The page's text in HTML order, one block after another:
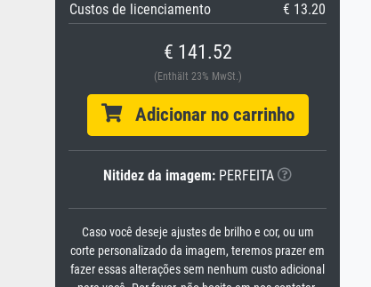
Custos de licenciamento
€ 13.20
€ 141.52
(Enthält 23% MwSt.)
Adicionar no carrinho
Nitidez da imagem: PERFEITA
Caso você deseje ajustes de brilho e cor, ou um
corte personalizado da imagem, teremos prazer em
fazer essas alterações sem nenhum custo adicional